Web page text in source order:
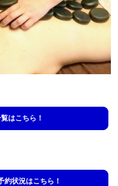
はこちら！
約状況はこちら！